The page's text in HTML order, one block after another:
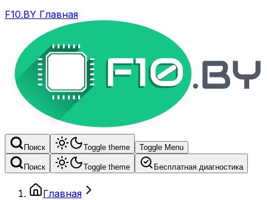
F10.BY Главная
Поиск Toggle theme Toggle Menu
Поиск Toggle theme Бесплатная диагностика
Главная